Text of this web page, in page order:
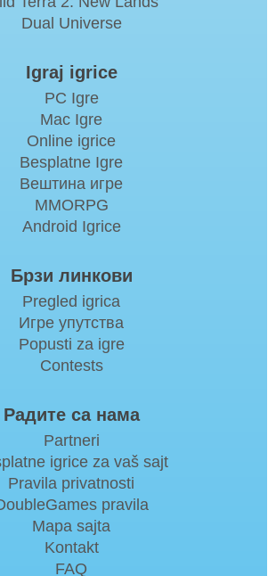
Dual Universe
Igraj igrice
PC Igre
Mac Igre
Online igrice
Besplatne Igre
Вештина игре
MMORPG
Android Igrice
Брзи линкови
Pregled igrica
Игре упутства
Popusti za igre
Contests
Радите са нама
Partneri
igrice za vaš sajt
Pravila privatnosti
pravila
Mapa sajta
Kontakt
FAQ